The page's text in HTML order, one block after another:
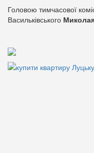
Головою тимчасової
Васильківського